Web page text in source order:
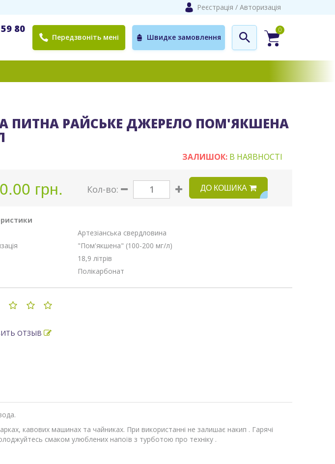
Реєстрація / Авторизація
80
Передзвоніть мені Швидке замовлення
0
ПИТНА РАЙСЬКЕ ДЖЕРЕЛО ПОМ'ЯКШЕНА
ЗАЛИШОК: В НАЯВНОСТІ
грн. Кoл-во: ДО КОШИКА
Артезіанська свердловина
"Пом'якшена" (100-200 мг/л)
18,9 літрів
Полікарбонат
ОТЗЫВ
кавових машинах та чайниках. При використанні не залишає накип . Гарячі
смаком улюблених напоїв з турботою про техніку .